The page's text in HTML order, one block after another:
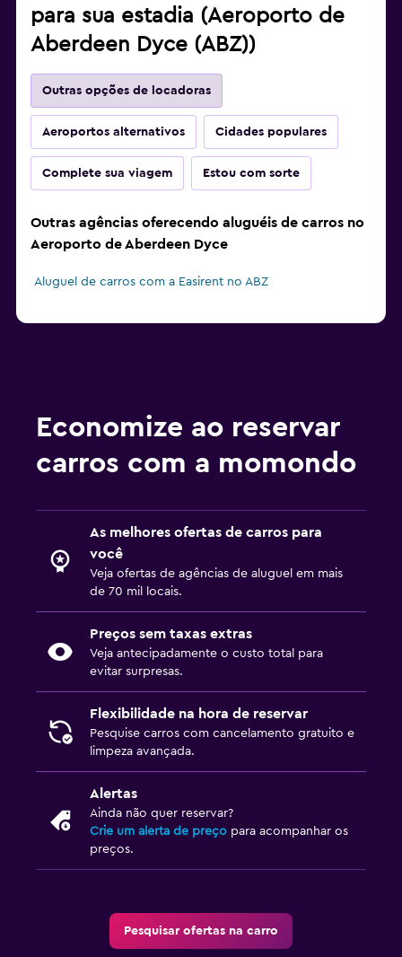
para sua estadia (Aeroporto de
Aberdeen Dyce (ABZ))
Outras opções de locadoras
Aeroportos alternativos Cidades populares
Complete sua viagem Estou com sorte
Outras agências oferecendo aluguéis de carros no
Aeroporto de Aberdeen Dyce
Aluguel de carros com a Easirent no ABZ
Economize ao reservar
carros com a momondo
As melhores ofertas de carros para
você
Veja ofertas de agências de aluguel em mais
de 70 mil locais.
Preços sem taxas extras
Veja antecipadamente o custo total para
evitar surpresas.
Flexibilidade na hora de reservar
Pesquise carros com cancelamento gratuito e
limpeza avançada.
Alertas
Ainda não quer reservar?
Crie um alerta de preço para acompanhar os
preços.
Pesquisar ofertas na carro